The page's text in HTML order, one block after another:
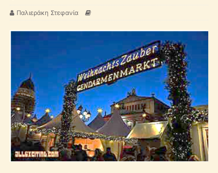
Παλιεράκη Στεφανία